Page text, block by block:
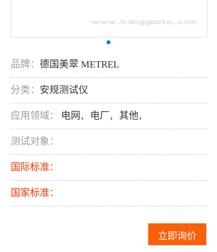
品牌：德国美翠 METREL
分类： 安规测试仪
应用领域： 电网 ， 电厂， 其他，
测试对象：
国际标准：
国家标准：
立即询价